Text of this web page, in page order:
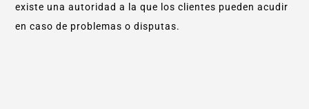
existe una autoridad a la que los clientes pueden acudir
en caso de problemas o disputas.